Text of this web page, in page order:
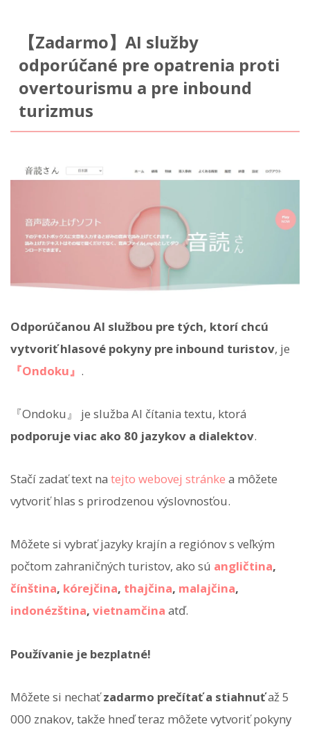
【Zadarmo】AI služby
odporúčané pre opatrenia proti
overtourismu a pre inbound
turizmus
Odporúčanou AI službou pre tých, ktorí chcú
vytvoriť hlasové pokyny pre inbound turistov, je
『Ondoku』 .
『Ondoku』 je služba AI čítania textu, ktorá
podporuje viac ako 80 jazykov a dialektov.
Stačí zadať text na tejto webovej stránke a môžete
vytvoriť hlas s prirodzenou výslovnosťou.
Môžete si vybrať jazyky krajín a regiónov s veľkým
počtom zahraničných turistov, ako sú angličtina,
čínština, kórejčina, thajčina, malajčina,
indonézština, vietnamčina atď.
Používanie je bezplatné!
Môžete si nechaťzadarmo prečítať a stiahnuťaž 5
000 znakov, takže hneď teraz môžete vytvoriť pokyny